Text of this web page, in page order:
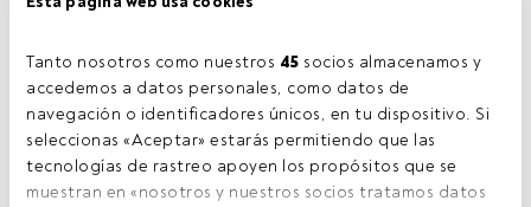
Tanto nosotros como nuestros 45 socios almacenamos y
accedemos a datos personales, como datos de
navegación o identificadores únicos, en tu dispositivo. Si
seleccionas «Aceptar» estarás permitiendo que las
tecnologías de rastreo apoyen los propósitos que se
muestran en «nosotros y nuestros socios tratamos datos
Tiempo lectura: 0 s.